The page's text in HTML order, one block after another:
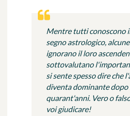
Mentre tutti conoscono
segno astrologico,
ignorano il loro
sottovalutano
si sente spesso dire che
diventa dominante dopo
quarant'anni. Vero o
voi giudicare!